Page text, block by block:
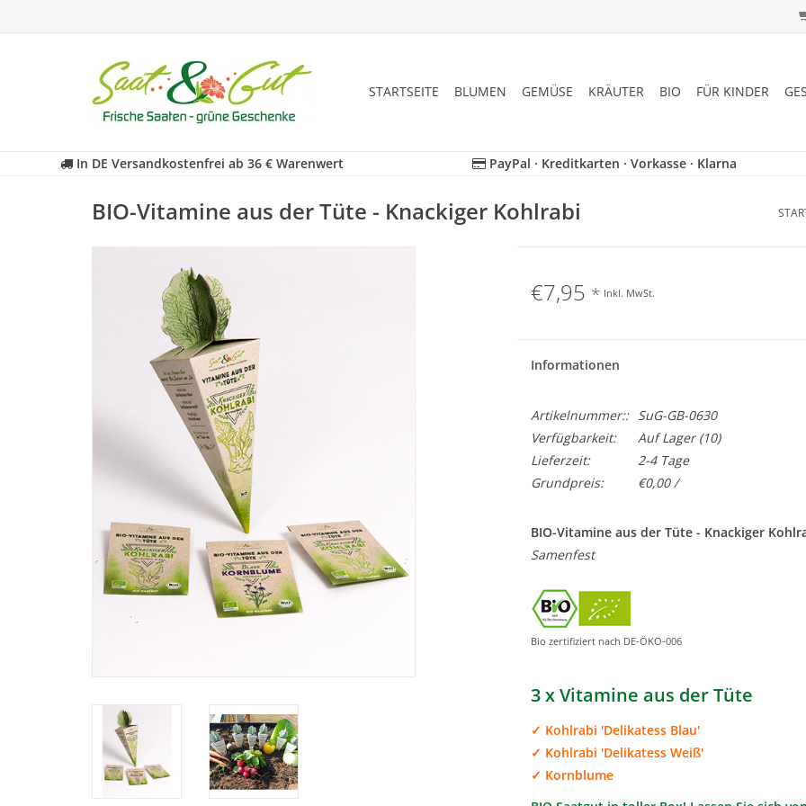
STARTSEITE BLUMEN GEMÜSE KRÄUTER BIO FÜR KINDER
In DE Versandkostenfrei ab 36 € Warenwert PayPal · Kreditkarten · Vorkasse · Klarna
BIO-Vitamine aus der Tüte - Knackiger Kohlrabi
€7,95 * Inkl. MwSt.
Informationen
Artikelnummer::
SuG-GB-0630
Verfügbarkeit:
Auf Lager(10)
Lieferzeit:
2-4 Tage
Grundpreis:
€0,00 /
BIO-Vitamine aus der Tüte - Knackiger
Samenfest
Bio zertifiziert nach DE-ÖKO-006
3 x Vitamine aus der Tüte
✓ Kohlrabi 'Delikatess Blau'
✓ Kohlrabi 'Delikatess Weiß'
✓ Kornblume